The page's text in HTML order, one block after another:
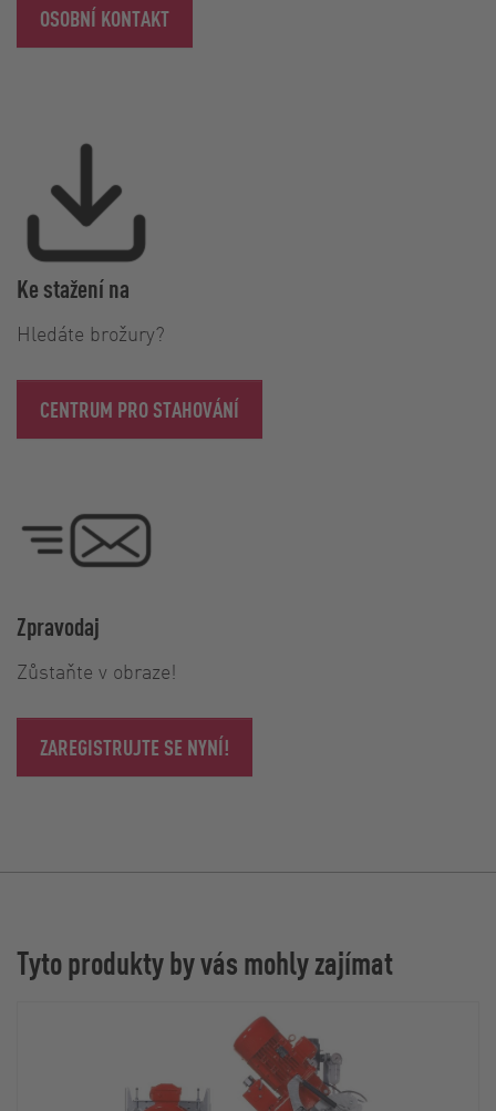
OSOBNÍ KONTAKT
Ke stažení na
Hledáte brožury?
CENTRUM PRO STAHOVÁNÍ
Zpravodaj
Zůstaňte v obraze!
ZAREGISTRUJTE SE NYNÍ!
Tyto produkty by vás mohly zajímat